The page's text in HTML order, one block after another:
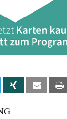
Linkedin Xing Email